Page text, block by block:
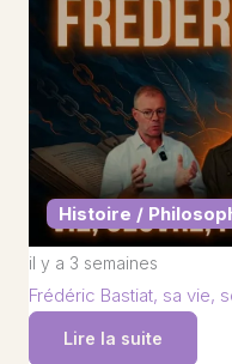
Histoire /
il y a 3 semaines
Frédéric Bastiat, sa vie,
Lire la suite